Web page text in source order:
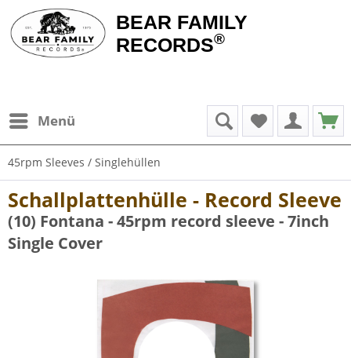
BEAR FAMILY
RECORDS®
Menü
45rpm Sleeves / Singlehüllen
Schallplattenhülle - Record Sleeve
(10) Fontana - 45rpm record sleeve - 7inch
Single Cover